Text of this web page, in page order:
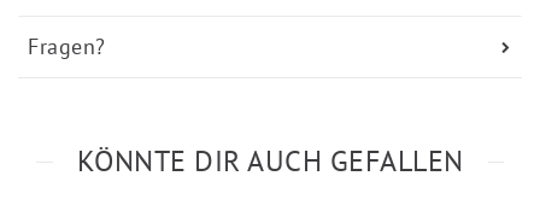
Fragen?
KÖNNTE DIR AUCH GEFALLEN